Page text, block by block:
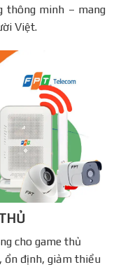
thông minh – mang
Việt.
cho game thủ
ổn định, giảm thiểu